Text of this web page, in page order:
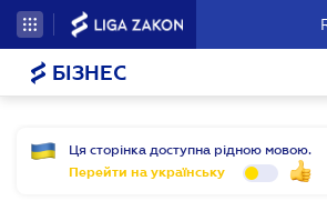
БІЗНЕС
Ця сторінка доступна рідною мовою.
Перейти на українську